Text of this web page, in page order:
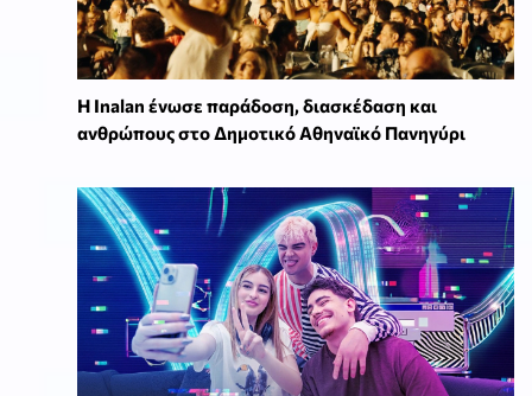
Η Inalan ένωσε παράδοση, διασκέδαση και
ανθρώπους στο Δημοτικό Αθηναϊκό Πανηγύρι